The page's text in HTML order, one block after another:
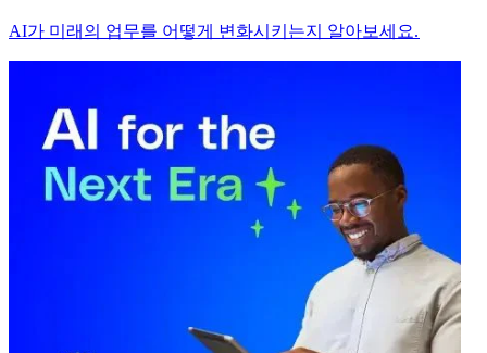
AI가 미래의 업무를 어떻게 변화시키는지 알아보세요.​​